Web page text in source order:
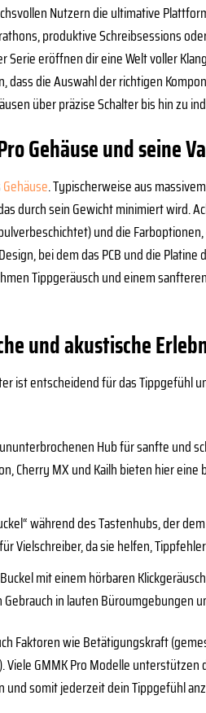
Nutzern die ultimative
produktive Schreibsessions
eröffnen dir eine Welt voller
dass die Auswahl der richtigen
über präzise Schalter bis hin zu
Gehäuse und seine
Gehäuse. Typischerweise aus
durch sein Gewicht minimiert wird.
und die
bei dem das PCB und die
Tippgeräusch und einem
und akustische
ist entscheidend für das Tippgefühl
Hub für sanfte und
Cherry MX und Kailh bieten hier
während des Tastenhubs, der
Vielschreiber, da sie helfen,
mit einem hörbaren
in lauten Büroumgebungen
Faktoren wie Betätigungskraft
GMMK Pro Modelle
somit jederzeit dein Tippgefühl